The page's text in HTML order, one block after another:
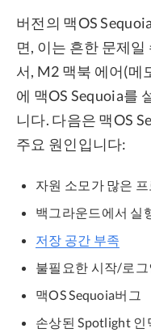
버전의 맥OS
면, 이는 흔한 문제
서, M2 맥북 에어(메
에 맥OS Sequoia를
니다. 다음은 맥OS
주요 원인입니다:
자원 소모가 많은
백그라운드에서 실
저장 공간 부족
불필요한 시작/로그
맥OS Sequoia버그
손상된 Spotlight 인